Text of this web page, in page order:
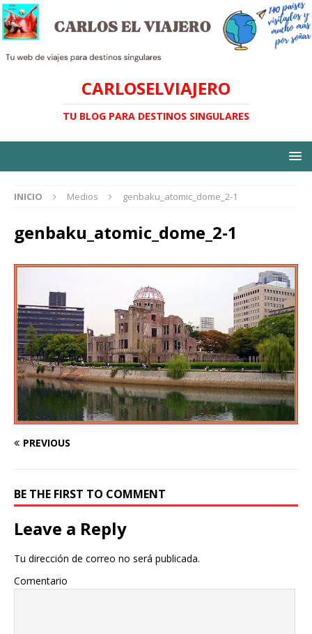
CARLOSELVIAJERO
TU BLOG PARA DESTINOS SINGULARES
INICIO Medios genbaku_atomic_dome_2-1
genbaku_atomic_dome_2-1
PREVIOUS
BE THE FIRST TO COMMENT
Leave a Reply
Tu dirección de correo no será publicada.
Comentario